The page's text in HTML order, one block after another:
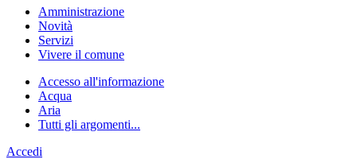
Amministrazione
Novità
Servizi
Vivere il comune
Accesso all'informazione
Acqua
Aria
Tutti gli argomenti...
Accedi